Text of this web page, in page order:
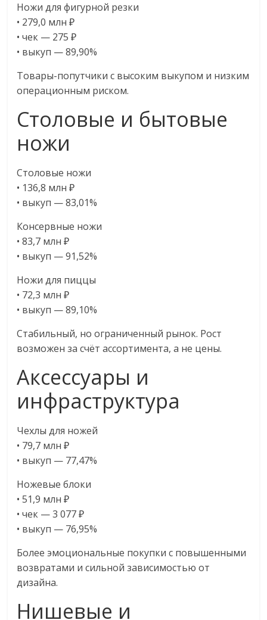
Ножи для фигурной резки
• 279,0 млн ₽
• чек — 275 ₽
• выкуп — 89,90%
Товары-попутчики с высоким выкупом и низким
операционным риском.
Столовые и бытовые
ножи
Столовые ножи
• 136,8 млн ₽
• выкуп — 83,01%
Консервные ножи
• 83,7 млн ₽
• выкуп — 91,52%
Ножи для пиццы
• 72,3 млн ₽
• выкуп — 89,10%
Стабильный, но ограниченный рынок. Рост
возможен за счёт ассортимента, а не цены.
Аксессуары и
инфраструктура
Чехлы для ножей
• 79,7 млн ₽
• выкуп — 77,47%
Ножевые блоки
• 51,9 млн ₽
• чек — 3 077 ₽
• выкуп — 76,95%
Более эмоциональные покупки с повышенными
возвратами и сильной зависимостью от
дизайна.
Нишевые и